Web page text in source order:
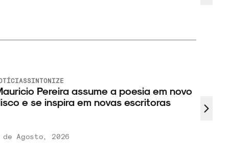
SINTONIZE
Pereira assume a poesia em novo
e se inspira em novas escritoras
de Agosto, 2026